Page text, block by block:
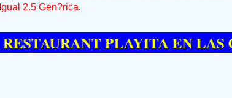
2.5 Gen?rica.
PLAYITA EN LAS